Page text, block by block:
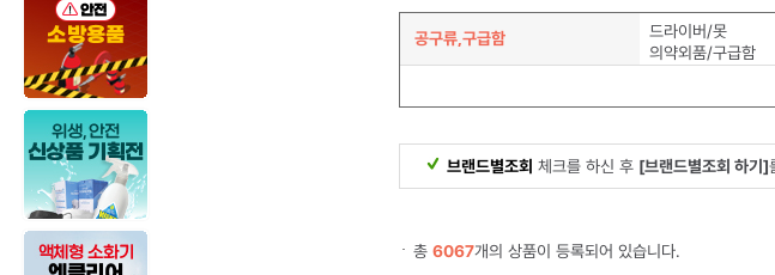
공구류,구급함 드라이버/못
의약외품/구급함
브랜드별조회 체크를 하신 후 [브랜드별조회 하기]
총 6067개의 상품이 등록되어 있습니다.